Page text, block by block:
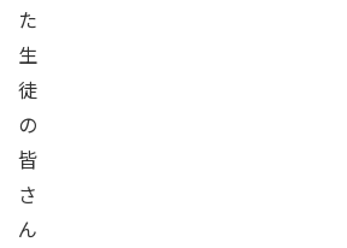
た
生
徒
の
皆
さ
ん